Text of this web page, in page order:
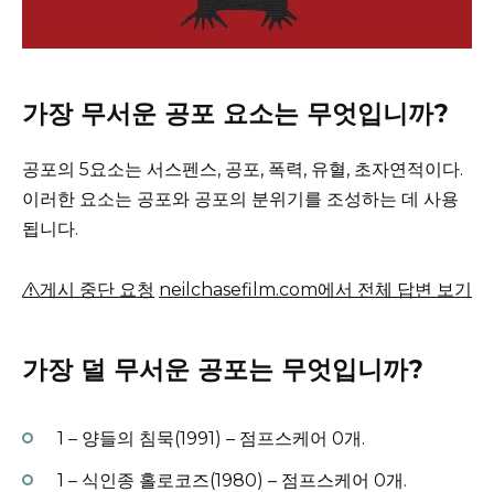
가장 무서운 공포 요소는 무엇입니까?
공포의 5요소는 서스펜스, 공포, 폭력, 유혈, 초자연적이다.
이러한 요소는 공포와 공포의 분위기를 조성하는 데 사용
됩니다.
게시 중단 요청 neilchasefilm.com에서 전체 답변 보기
가장 덜 무서운 공포는 무엇입니까?
1 – 양들의 침묵(1991) – 점프스케어 0개.
1 – 식인종 홀로코즈(1980) – 점프스케어 0개.